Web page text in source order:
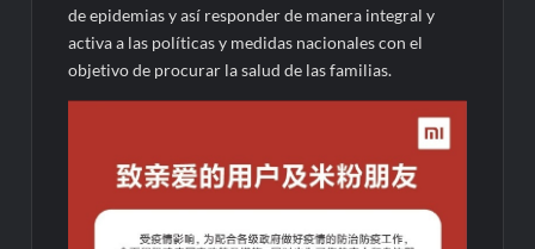
de epidemias y así responder de manera integral y
activa a las políticas y medidas nacionales con el
objetivo de procurar la salud de las familias.